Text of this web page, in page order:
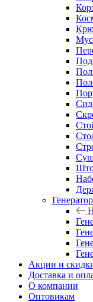
Акции и
Доставка и
О компании
Оптовикам
Контакты